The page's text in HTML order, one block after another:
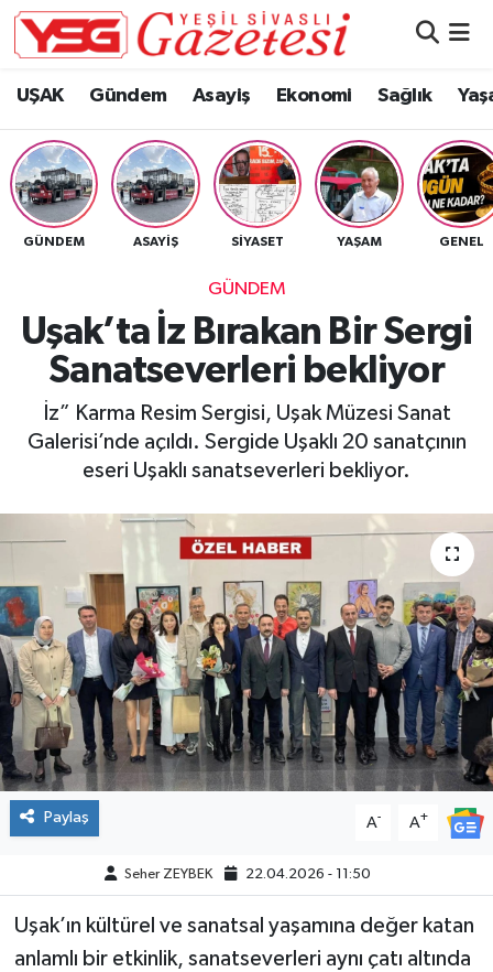
UŞAK Gündem Asayiş Ekonomi Sağlık
GÜNDEM ASAYIŞ SIYASET YAŞAM GENEL
GÜNDEM
Uşak’ta İz Bırakan Bir Sergi
Sanatseverleri bekliyor
İz” Karma Resim Sergisi, Uşak Müzesi Sanat
Galerisi’nde açıldı. Sergide Uşaklı 20 sanatçının
eseri Uşaklı sanatseverleri bekliyor.
Paylaş A- A+
Seher ZEYBEK 22.04.2026 - 11:50
Uşak’ın kültürel ve sanatsal yaşamına değer katan
anlamlı bir etkinlik, sanatseverleri aynı çatı altında
Hava Durumu
Namaz Vakitleri
Trafik Durumu
Süper Lig Puan Durumu ve Fikstür
Tüm Manşetler
Son Dakika Haberleri
Haber Arşivi